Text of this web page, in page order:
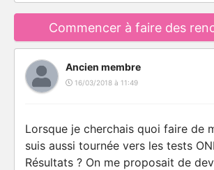
Commencer à faire des
Ancien membre
16/03/2018 à 11:49
Lorsque je cherchais quoi faire de
suis aussi tournée vers les tests
Résultats ? On me proposait de